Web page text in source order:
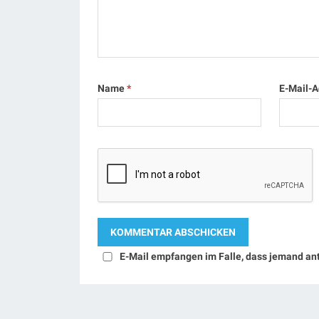
Name* E-Mail-
E-Mail empfangen im Falle, dass jemand